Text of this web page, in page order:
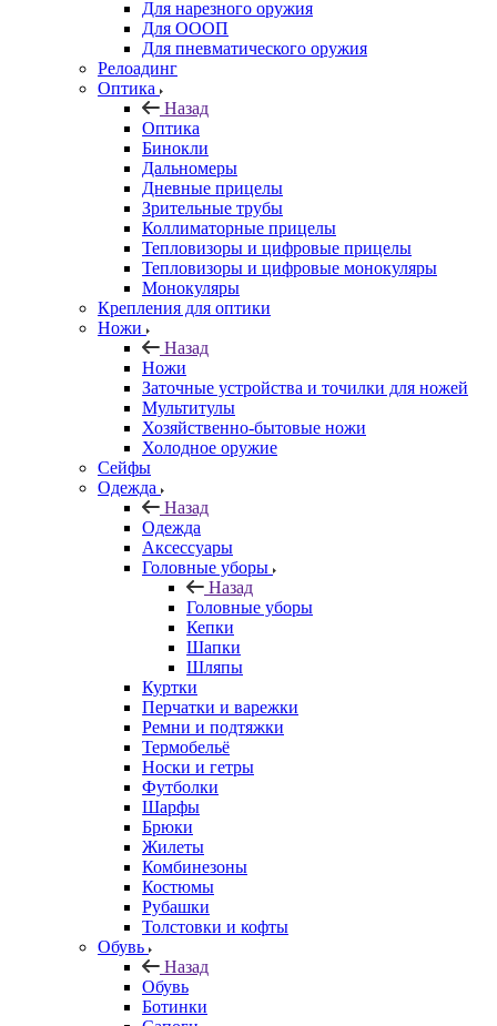
Для нарезного оружия
Для ОООП
Для пневматического оружия
Релоадинг
Оптика
Назад
Оптика
Бинокли
Дальномеры
Дневные прицелы
Зрительные трубы
Коллиматорные прицелы
Тепловизоры и цифровые прицелы
Тепловизоры и цифровые монокуляры
Монокуляры
Крепления для оптики
Ножи
Назад
Ножи
Заточные устройства и точилки для ножей
Мультитулы
Хозяйственно-бытовые ножи
Холодное оружие
Сейфы
Одежда
Назад
Одежда
Аксессуары
Головные уборы
Назад
Головные уборы
Кепки
Шапки
Шляпы
Куртки
Перчатки и варежки
Ремни и подтяжки
Термобельё
Носки и гетры
Футболки
Шарфы
Брюки
Жилеты
Комбинезоны
Костюмы
Рубашки
Толстовки и кофты
Обувь
Назад
Обувь
Ботинки